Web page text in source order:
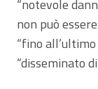
“notevole
non può
“fino
“disseminato